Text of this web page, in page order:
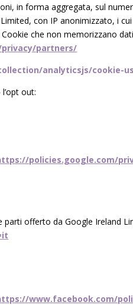
in forma aggregata, sul
con IP anonimizzato, i
che non memorizzano
partners/
analyticsjs/cookie-
out:
policies.google.com/
offerto da Google Ireland
www.facebook.com/